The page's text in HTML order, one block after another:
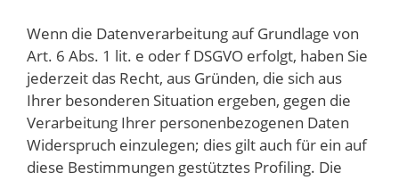
Wenn die Datenverarbeitung auf Grundlage von
Art. 6 Abs. 1 lit. e oder f DSGVO erfolgt, haben Sie
jederzeit das Recht, aus Gründen, die sich aus
Ihrer besonderen Situation ergeben, gegen die
Verarbeitung Ihrer personenbezogenen Daten
Widerspruch einzulegen; dies gilt auch für ein auf
diese Bestimmungen gestütztes Profiling. Die